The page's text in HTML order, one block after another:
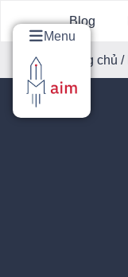
Menu
Blog
Trang chủ /